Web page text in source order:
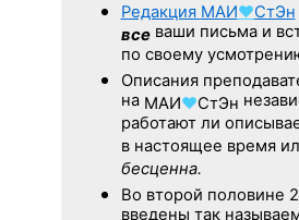
Редакция МАИ♥СтЭн
всеваши письма и
по своему
Описания
на МАИ♥СтЭн
работают ли
в настоящее время
бесценна.
Во второй половине